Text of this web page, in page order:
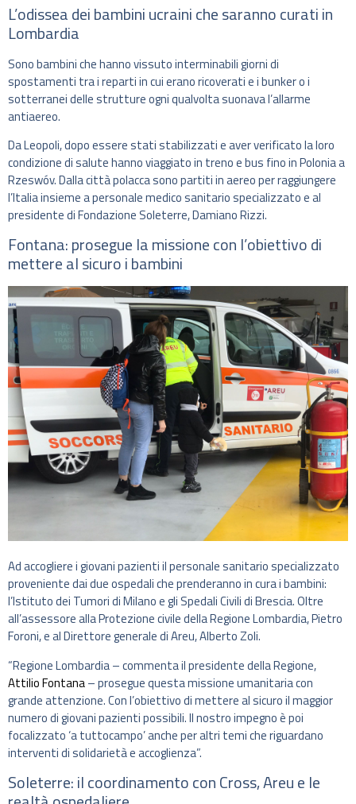
L’odissea dei bambini ucraini che saranno curati in
Lombardia
Sono bambini che hanno vissuto interminabili giorni di
spostamenti tra i reparti in cui erano ricoverati e i bunker o i
sotterranei delle strutture ogni qualvolta suonava l’allarme
antiaereo.
Da Leopoli, dopo essere stati stabilizzati e aver verificato la loro
condizione di salute hanno viaggiato in treno e bus fino in Polonia a
Rzeswóv. Dalla città polacca sono partiti in aereo per raggiungere
l’Italia insieme a personale medico sanitario specializzato e al
presidente di Fondazione Soleterre, Damiano Rizzi.
Fontana: prosegue la missione con l’obiettivo di
mettere al sicuro i bambini
Ad accogliere i giovani pazienti il personale sanitario specializzato
proveniente dai due ospedali che prenderanno in cura i bambini:
l’Istituto dei Tumori di Milano e gli Spedali Civili di Brescia. Oltre
all’assessore alla Protezione civile della Regione Lombardia, Pietro
Foroni, e al Direttore generale di Areu, Alberto Zoli.
“Regione Lombardia – commenta il presidente della Regione,
Attilio Fontana– prosegue questa missione umanitaria con
grande attenzione. Con l’obiettivo di mettere al sicuro il maggior
numero di giovani pazienti possibili. Il nostro impegno è poi
focalizzato ‘a tuttocampo’ anche per altri temi che riguardano
interventi di solidarietà e accoglienza”.
Soleterre: il coordinamento con Cross, Areu e le